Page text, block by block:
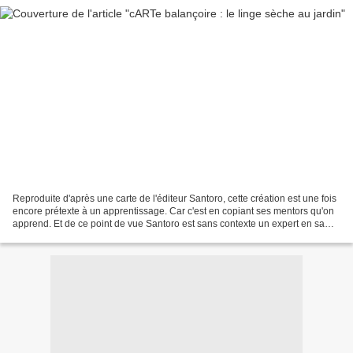
Reproduite d'après une carte de l'éditeur Santoro, cette création est une fois
encore prétexte à un apprentissage. Car c'est en copiant ses mentors qu'on
apprend. Et de ce point de vue Santoro est sans contexte un expert en sa